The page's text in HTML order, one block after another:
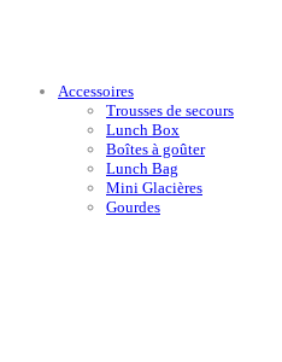
Accessoires
Trousses de secours
Lunch Box
Boîtes à goûter
Lunch Bag
Mini Glacières
Gourdes